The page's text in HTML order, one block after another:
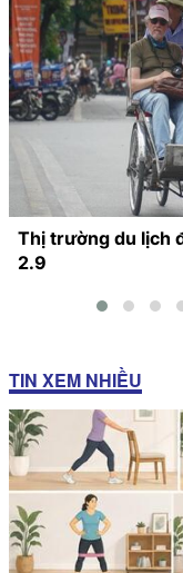
Thị trường du lịch
2.9
TIN XEM NHIỀU